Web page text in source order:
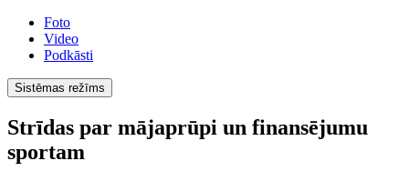
Foto
Video
Podkāsti
Sistēmas režīms
Strīdas par mājaprūpi un finansējumu
sportam